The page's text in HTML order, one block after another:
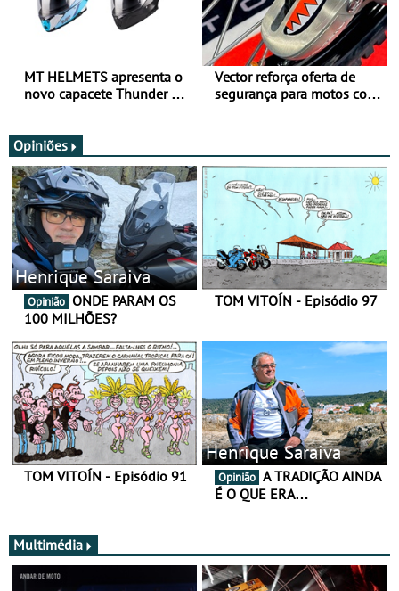
MT HELMETS apresenta o
novo capacete Thunder 4 R
Vector reforça oferta de
segurança para motos com
Opiniões
Henrique Saraiva
Opinião
100 MILHÕES?
TOM VITOÍN - Episódio 97
TOM VITOÍN - Episódio 91
Henrique Saraiva
Opinião
É O QUE ERA…
Multimédia